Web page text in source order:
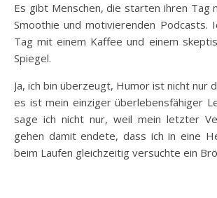
Es gibt Menschen, die starten ihren Tag
Smoothie und motivierenden Podcasts.
Tag mit einem Kaffee und einem
Spiegel.
Ja, ich bin überzeugt, Humor ist nicht nur
es ist mein einziger überlebensfähiger
sage ich nicht nur, weil mein letzter
gehen damit endete, dass ich in eine
beim Laufen gleichzeitig versuchte ein